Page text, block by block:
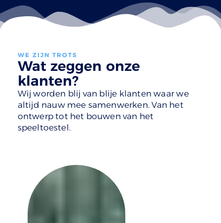
WE ZIJN TROTS
Wat zeggen onze
klanten?
Wij worden blij van blije klanten waar we
altijd nauw mee samenwerken. Van het
ontwerp tot het bouwen van het
speeltoestel.